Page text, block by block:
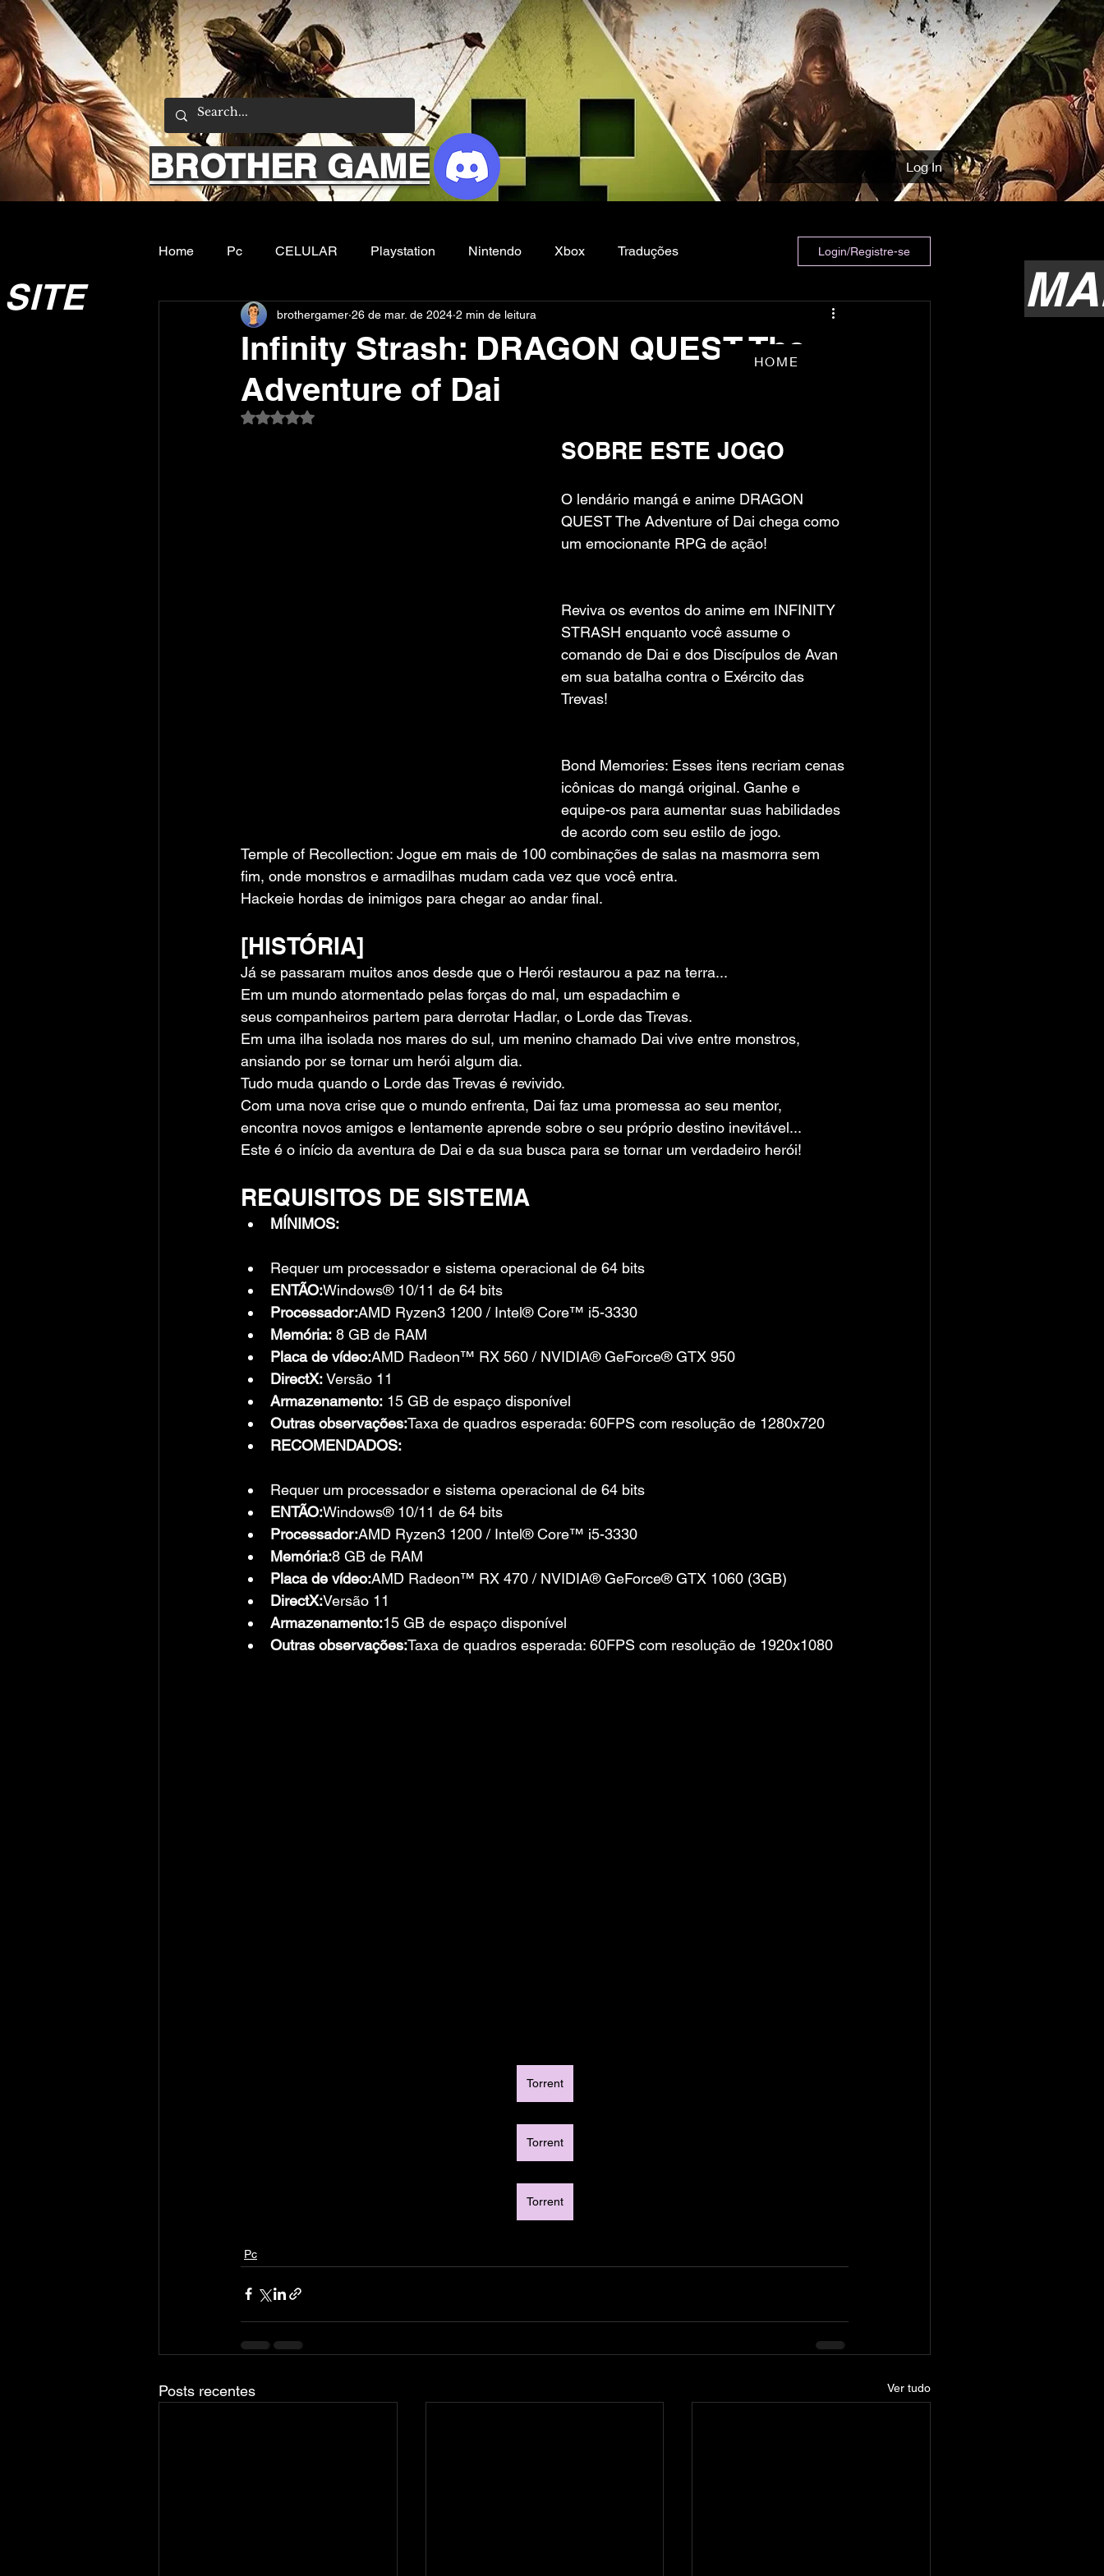
BROTHER GAME Log In
Home Pc CELULAR Playstation Nintendo Xbox Traduções
Emuladores Sobre nos Filmes e Series Noticias
Login/Registre-se
Infinity Strash: DRAGON QUEST The
Adventure of Dai
brothergamer 26 de mar. de 2024 2 min de leitura
Avaliado com NaN de 5 estrelas.
SOBRE ESTE JOGO
O lendário mangá e anime DRAGON
QUEST The Adventure of Dai chega como
um emocionante RPG de ação!
Reviva os eventos do anime em INFINITY
STRASH enquanto você assume o
comando de Dai e dos Discípulos de Avan
em sua batalha contra o Exército das
Trevas!
Bond Memories: Esses itens recriam cenas
icônicas do mangá original. Ganhe e
equipe-os para aumentar suas habilidades
de acordo com seu estilo de jogo.
Temple of Recollection: Jogue em mais de 100 combinações de salas na masmorra sem
fim, onde monstros e armadilhas mudam cada vez que você entra.
Hackeie hordas de inimigos para chegar ao andar final.
[HISTÓRIA]
Já se passaram muitos anos desde que o Herói restaurou a paz na terra...
Em um mundo atormentado pelas forças do mal, um espadachim e
seus companheiros partem para derrotar Hadlar, o Lorde das Trevas.
Em uma ilha isolada nos mares do sul, um menino chamado Dai vive entre monstros,
ansiando por se tornar um herói algum dia.
Tudo muda quando o Lorde das Trevas é revivido.
Com uma nova crise que o mundo enfrenta, Dai faz uma promessa ao seu mentor,
encontra novos amigos e lentamente aprende sobre o seu próprio destino inevitável...
Este é o início da aventura de Dai e da sua busca para se tornar um verdadeiro herói!
REQUISITOS DE SISTEMA
MÍNIMOS:
Requer um processador e sistema operacional de 64 bits
ENTÃO:Windows® 10/11 de 64 bits
Processador:AMD Ryzen3 1200 / Intel® Core™ i5-3330
Memória: 8 GB de RAM
Placa de vídeo:AMD Radeon™ RX 560 / NVIDIA® GeForce® GTX 950
DirectX: Versão 11
Armazenamento: 15 GB de espaço disponível
Outras observações:Taxa de quadros esperada: 60FPS com resolução de 1280x720
RECOMENDADOS:
Requer um processador e sistema operacional de 64 bits
ENTÃO:Windows® 10/11 de 64 bits
Processador:AMD Ryzen3 1200 / Intel® Core™ i5-3330
Memória:8 GB de RAM
Placa de vídeo:AMD Radeon™ RX 470 / NVIDIA® GeForce® GTX 1060 (3GB)
DirectX:Versão 11
Armazenamento:15 GB de espaço disponível
Outras observações:Taxa de quadros esperada: 60FPS com resolução de 1920x1080
Torrent
Torrent
Torrent
Pc
Posts recentes Ver tudo
HOME